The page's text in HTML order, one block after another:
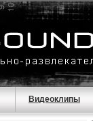
Видеоклипы